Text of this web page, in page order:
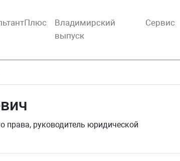
Владимирский
выпуск
Сервис
права, руководитель юридической